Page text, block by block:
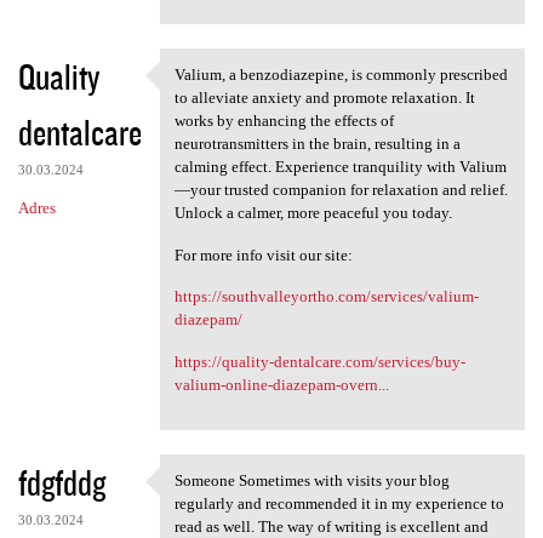
Quality
dentalcare
30.03.2024
Adres
Valium, a benzodiazepine, is
Valium, a benzodiazepine, is commonly prescribed
to alleviate anxiety and promote relaxation. It
works by enhancing the effects of
neurotransmitters in the brain, resulting in a
calming effect. Experience tranquility with Valium
—your trusted companion for relaxation and relief.
Unlock a calmer, more peaceful you today.
For more info visit our site:
https://southvalleyortho.com/services/valium-
diazepam/
https://quality-dentalcare.com/services/buy-
valium-online-diazepam-overn...
fdgfddg
30.03.2024
Someone Sometimes with visits
Someone Sometimes with visits your blog
regularly and recommended it in my experience to
read as well. The way of writing is excellent and